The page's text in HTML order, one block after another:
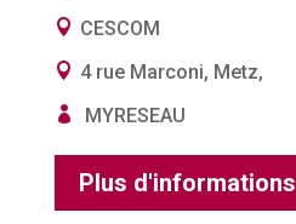
CESCOM
4 rue Marconi, Metz,
MYRESEAU
Plus d'informations